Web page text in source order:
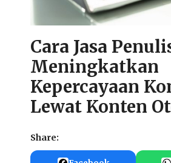
Cara Jasa
Meningkatkan
Kepercayaan
Lewat Konten
Share: